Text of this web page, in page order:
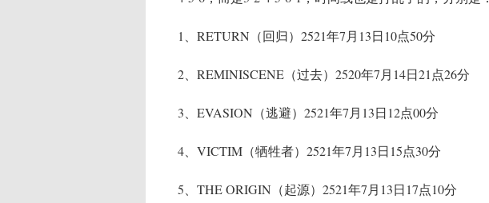
1、RETURN（回归）2521年7月13日10点50分
2、REMINISCENE（过去）2520年7月14日21点26分
3、EVASION（逃避）2521年7月13日12点00分
4、VICTIM（牺牲者）2521年7月13日15点30分
5、THE ORIGIN（起源）2521年7月13日17点10分